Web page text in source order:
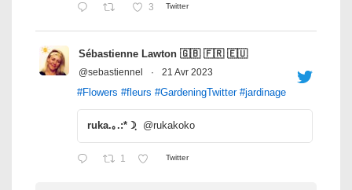
3 Twitter
Sébastienne Lawton 🇬🇧 🇫🇷 🇪🇺
@sebastiennel · 21 Avr 2023
#Flowers #fleurs #GardeningTwitter #jardinage
ruka.｡.:*☽ฺ @rukakoko
1 Twitter